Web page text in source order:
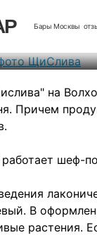
Бары Москвы
на
Причем
шеф-
В
растения.